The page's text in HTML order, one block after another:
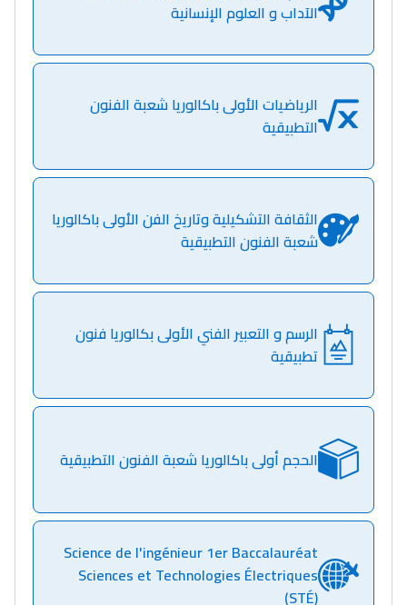
يلقاو التوازن من الدّاخل
ومن الخارج، بشرى
أمسكين بنات مسارها
خطوة بخطوة - مترجم
القراية و الخدمة فمجال
تقويم البصر مع المختصّة
مسار عبد العزيز فتيشي،
النحت اللي كيحلم يحيي
أكادير أوفلا
سقطت فالباك و سنة
إلياس أريدال، إطار
مهنة التّرجمة، العمل
التّطوّعي، التّشبيك و
أشياء أخرى مع مامودو
بطلة المغرب فالقفز
الطولي، ملاك البردع
الآداب و العلوم الإنسانية
الرياضيات الأولى باكالوريا شعبة الفنون
التطبيقية
الثقافة التشكيلية وتاريخ الفن الأولى باكالوريا
شعبة الفنون التطبيقية
الرسم و التعبير الفني الأولى بكالوريا فنون
تطبيقية
الحجم أولى باكالوريا شعبة الفنون التطبيقية
Science de l'ingénieur 1er Baccalauréat
Sciences et Technologies Électriques
(STÉ)